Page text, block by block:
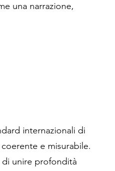
una narrazione,
internazionali di
e misurabile.
unire profondità